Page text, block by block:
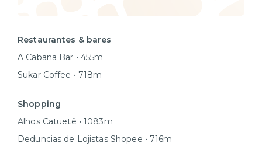
Restaurantes & bares
A Cabana Bar • 455m
Sukar Coffee • 718m
Shopping
Alhos Catuetê • 1083m
Deduncias de Lojistas Shopee • 716m